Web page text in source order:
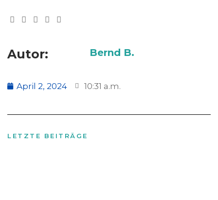
Autor: Bernd B.
April 2, 2024 10:31 a.m.
LETZTE BEITRÄGE